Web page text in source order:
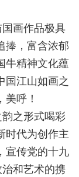
捧，富含浓郁
牛精神文化蕴
国江山如画之
呼！
时代为创作主
宣传党的十九
和艺术的携